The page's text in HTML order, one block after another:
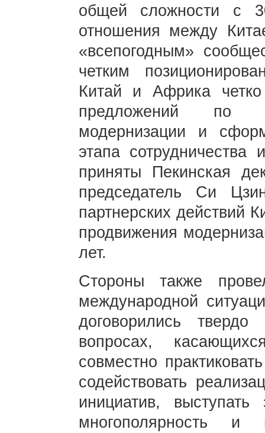
общей сложности с
отношения между
«всепогодным»
четким
Китай и Африка
предложений по
модернизации и
этапа
приняты Пекинская
председатель Си
партнерских действий
продвижения
лет.
Стороны также
международной
договорились
вопросах,
совместно
содействовать
инициатив,
многополярность и